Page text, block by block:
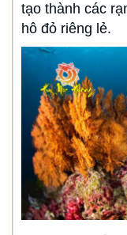
tạo thành các
hô đỏ riêng lẻ.